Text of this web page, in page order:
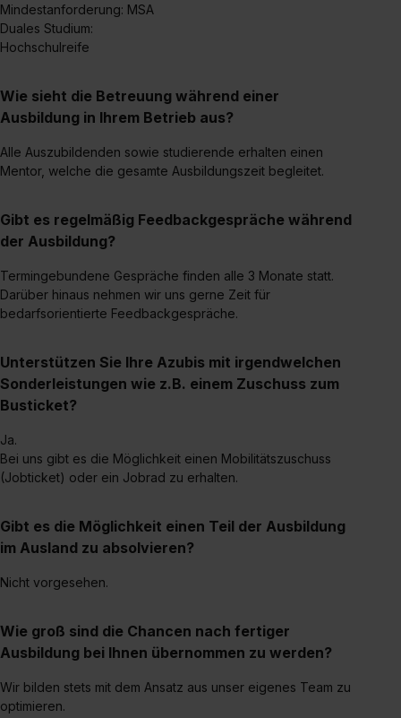
Eine Erlaubnis hierfür kannst du auch später noch im
Einzelfall bei dem jeweiligen Inhalt erteilen. Willst du nur
erlauben“. Die Einwilligung zur Platzierung von Cookies
der Kategorien „Präferenzen“, „Statistiken“ und „Social
Media und Marketing“ umfasst hierbei die Einwilligung
zur Übermittlung deiner Daten in die USA (Art. 49 Abs. 1
angemessenes Datenschutzniveau (EuGH – Schrems
II). Du kannst die von dir erteilte Einwilligung jederzeit mit
Datenschutzerklärung unter dem Punkt „Datenschutz-
Einstellungen“ widerrufen. Weitere Informationen zu den
einzelnen Cookies findest du durch Klick auf „Details
Impressum.
Mindestanforderung: MSA
Duales Studium:
Hochschulreife
Wie sieht die Betreuung während einer
Ausbildung in Ihrem Betrieb aus?
Alle Auszubildenden sowie studierende erhalten einen
Mentor, welche die gesamte Ausbildungszeit begleitet.
Gibt es regelmäßig Feedbackgespräche während
der Ausbildung?
Termingebundene Gespräche finden alle 3 Monate statt.
Darüber hinaus nehmen wir uns gerne Zeit für
bedarfsorientierte Feedbackgespräche.
Unterstützen Sie Ihre Azubis mit irgendwelchen
Sonderleistungen wie z.B. einem Zuschuss zum
Busticket?
Ja.
Bei uns gibt es die Möglichkeit einen Mobilitätszuschuss
(Jobticket) oder ein Jobrad zu erhalten.
Gibt es die Möglichkeit einen Teil der Ausbildung
im Ausland zu absolvieren?
Nicht vorgesehen.
Wie groß sind die Chancen nach fertiger
Ausbildung bei Ihnen übernommen zu werden?
Wir bilden stets mit dem Ansatz aus unser eigenes Team zu
optimieren.